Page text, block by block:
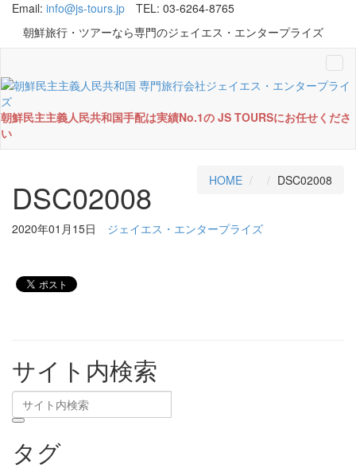
Email: info@js-tours.jp
TEL: 03-6264-8765
朝鮮旅行・ツアーなら専門のジェイエス・エンタープライズ
朝鮮民主主義人民共和国手配は実績No.1の JS TOURSにお任せくださ
い
DSC02008 HOME DSC02008
2020年01月15日 ジェイエス・エンタープライズ
サイト内検索
タグ